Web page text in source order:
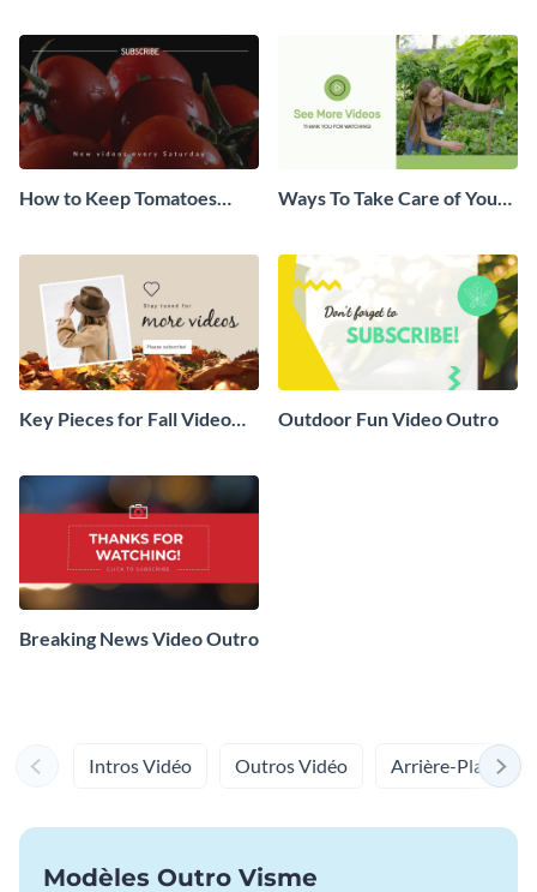
How to Keep Tomatoes
Ways To Take Care of Your
Key Pieces for Fall Video
Outdoor Fun Video Outro
Breaking News Video Outro
Intros Vidéo Outros Vidéo Arrière-Plans
Modèles Outro Visme